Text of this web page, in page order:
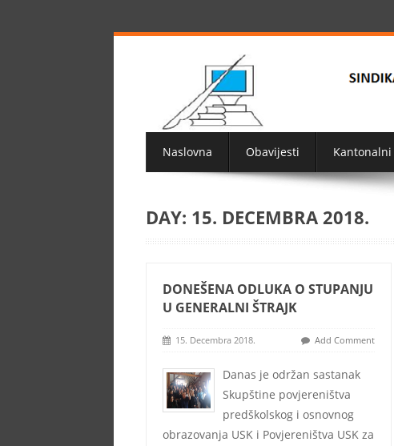
Naslovna Obavijesti
DAY: 15. DECEMBRA 2018.
DONEŠENA ODLUKA O STUPANJU
U GENERALNI ŠTRAJK
15. Decembra 2018. Add Comment
Danas je održan sastanak
Skupštine povjereništva
predškolskog i osnovnog
obrazovanja USK i Povjereništva USK za